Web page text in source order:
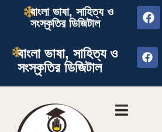
বাংলা ভাষা, সাহিত্য ও
সংস্কৃতির ডিজিটাল
বাংলা ভাষা, সাহিত্য ও
সংস্কৃতির ডিজিটাল